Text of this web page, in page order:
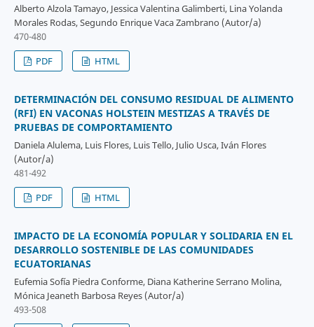
Alberto Alzola Tamayo, Jessica Valentina Galimberti, Lina Yolanda
Morales Rodas, Segundo Enrique Vaca Zambrano (Autor/a)
470-480
PDF
HTML
DETERMINACIÓN DEL CONSUMO RESIDUAL DE ALIMENTO
(RFI) EN VACONAS HOLSTEIN MESTIZAS A TRAVÉS DE
PRUEBAS DE COMPORTAMIENTO
Daniela Alulema, Luis Flores, Luis Tello, Julio Usca, Iván Flores
(Autor/a)
481-492
PDF
HTML
IMPACTO DE LA ECONOMÍA POPULAR Y SOLIDARIA EN EL
DESARROLLO SOSTENIBLE DE LAS COMUNIDADES
ECUATORIANAS
Eufemia Sofía Piedra Conforme, Diana Katherine Serrano Molina,
Mónica Jeaneth Barbosa Reyes (Autor/a)
493-508